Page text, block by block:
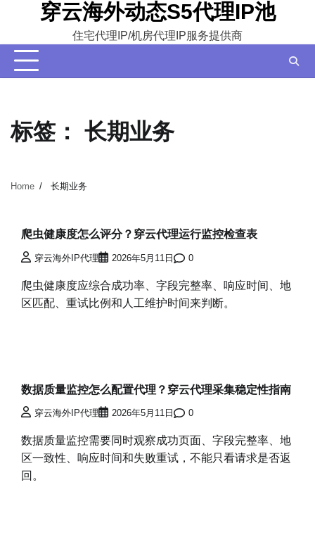
content
穿云海外动态S5代理IP池
住宅代理IP/机房代理IP服务提供商
标签： 长期业务
Home 长期业务
爬虫健康度怎么评分？穿云代理运行监控检查表
穿云海外IP代理 2026年5月11日 0
爬虫健康度应综合成功率、字段完整率、响应时间、地
区匹配、重试比例和人工维护时间来判断。
数据质量监控怎么配置代理？穿云代理采集稳定性指南
穿云海外IP代理 2026年5月11日 0
数据质量监控需要同时观察成功页面、字段完整率、地
区一致性、响应时间和失败重试，不能只看请求是否返
回。